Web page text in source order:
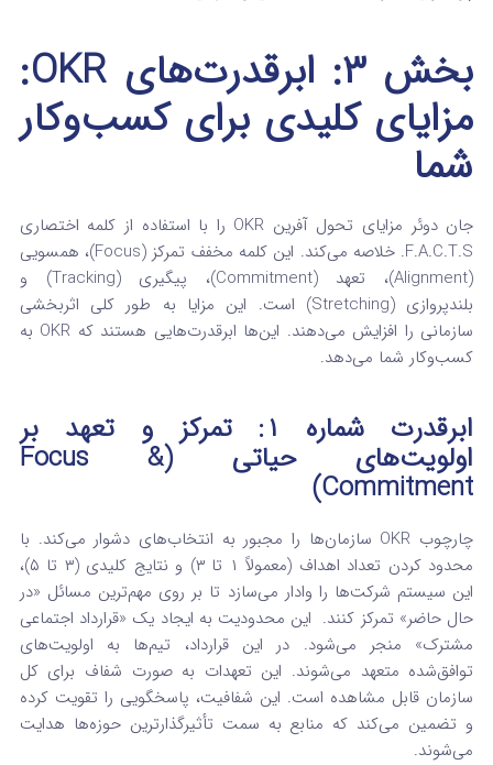
بخش ۳: ابرقدرت‌های OKR:
مزایای کلیدی برای کسب‌وکار
شما
جان دوئر مزایای تحول‌ آفرین OKR را با استفاده از کلمه اختصاری
F.A.C.T.S. خلاصه می‌کند. این کلمه مخفف تمرکز (Focus)، همسویی
(Alignment)، تعهد (Commitment)، پیگیری (Tracking) و
بلندپروازی (Stretching) است.
این مزایا به طور کلی اثربخشی
سازمانی را افزایش می‌دهند. این‌ها ابرقدرت‌هایی هستند که OKR به
کسب‌وکار شما می‌دهد.
ابرقدرت شماره ۱: تمرکز و تعهد بر
اولویت‌های حیاتی (Focus &
Commitment)
چارچوب OKR سازمان‌ها را مجبور به انتخاب‌های دشوار می‌کند. با
محدود کردن تعداد اهداف (معمولاً ۱ تا ۳) و نتایج کلیدی (۳ تا ۵)،
این سیستم شرکت‌ها را وادار می‌سازد تا بر روی مهم‌ترین مسائل «در
حال حاضر» تمرکز کنند. این محدودیت به ایجاد یک «قرارداد اجتماعی
مشترک» منجر می‌شود. در این قرارداد، تیم‌ها به اولویت‌های
توافق‌شده متعهد می‌شوند. این تعهدات به صورت شفاف برای کل
سازمان قابل مشاهده است. این شفافیت، پاسخگویی را تقویت کرده
و تضمین می‌کند که منابع به سمت تأثیرگذارترین حوزه‌ها هدایت
می‌شوند.